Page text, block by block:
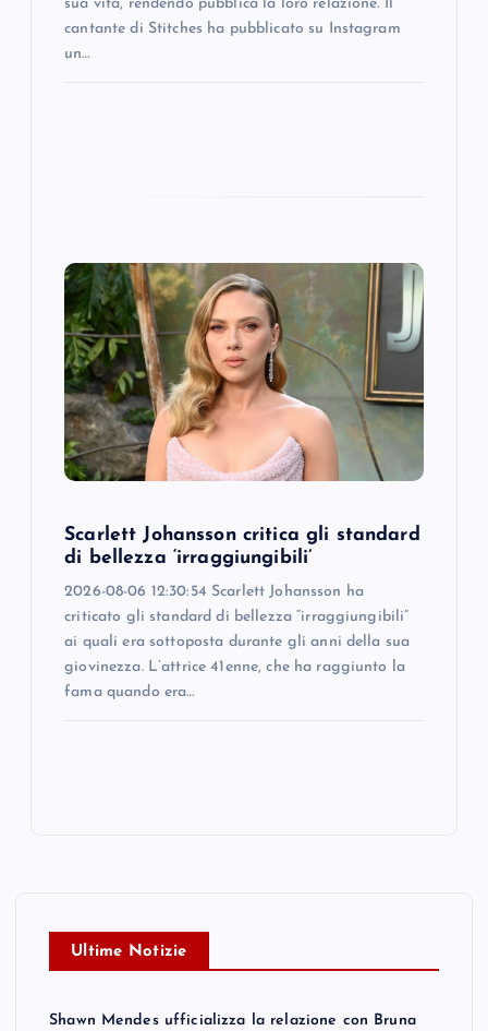
sua vita, rendendo pubblica la loro relazione. Il
cantante di Stitches ha pubblicato su Instagram
un…
Scarlett Johansson critica gli standard
di bellezza ‘irraggiungibili’
2026-08-06 12:30:54 Scarlett Johansson ha
criticato gli standard di bellezza “irraggiungibili”
ai quali era sottoposta durante gli anni della sua
giovinezza. L’attrice 41enne, che ha raggiunto la
fama quando era…
Ultime Notizie
Shawn Mendes ufficializza la relazione con Bruna